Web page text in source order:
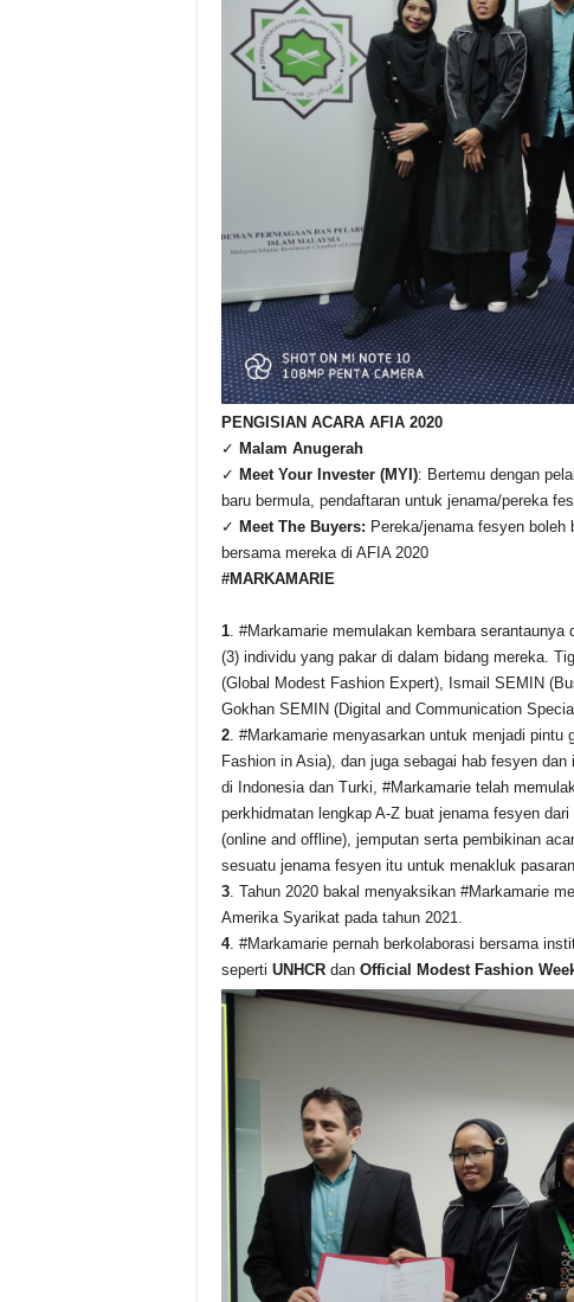
PENGISIAN ACARA AFIA 2020
✓ Malam Anugerah
✓ Meet Your Invester (MYI): Bertemu dengan
baru bermula, pendaftaran untuk jenama/pereka
✓ Meet The Buyers: Pereka/jenama fesyen
bersama mereka di AFIA 2020
#MARKAMARIE
1. #Markamarie memulakan kembara
(3) individu yang pakar di dalam bidang mereka.
(Global Modest Fashion Expert), Ismail SEMIN
Gokhan SEMIN (Digital and Communication
2. #Markamarie menyasarkan untuk menjadi
Fashion in Asia), dan juga sebagai hab fesyen
di Indonesia dan Turki, #Markamarie telah
perkhidmatan lengkap A-Z buat jenama fesyen
(online and offline), jemputan serta pembikinan
sesuatu jenama fesyen itu untuk menakluk
3. Tahun 2020 bakal menyaksikan #Markamarie
Amerika Syarikat pada tahun 2021.
4. #Markamarie pernah berkolaborasi bersama
seperti UNHCR dan Official Modest Fashion